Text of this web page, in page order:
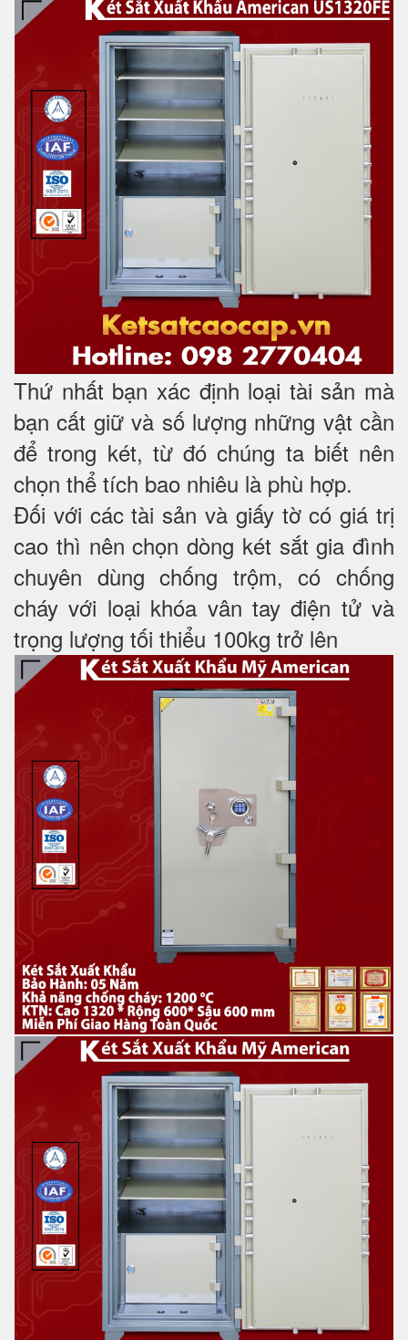
Thứ nhất bạn xác định loại tài sản mà
bạn cất giữ và số lượng những vật cần
để trong két, từ đó chúng ta biết nên
chọn thể tích bao nhiêu là phù hợp.
Đối với các tài sản và giấy tờ có giá trị
cao thì nên chọn dòng két sắt gia đình
chuyên dùng chống trộm, có chống
cháy với loại khóa vân tay điện tử và
trọng lượng tối thiểu 100kg trở lên